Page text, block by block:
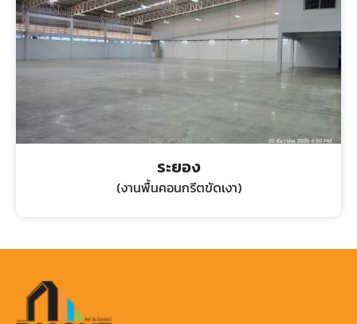
ระยอง
(งานพื้นคอนกรีตขัดเงา)